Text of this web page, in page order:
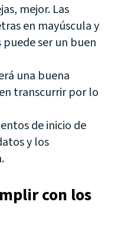
mejor. Las
en mayúscula y
puede ser un buen
una buena
transcurrir por lo
de inicio de
y los
con los